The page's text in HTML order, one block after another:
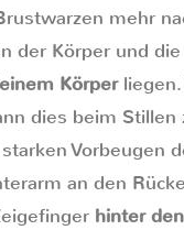
mehr
der Körper und
Körper
dies beim
Vorbeugen
an den
hinter